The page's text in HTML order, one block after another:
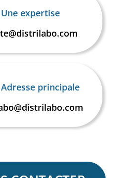
Une expertise
Adresse principale